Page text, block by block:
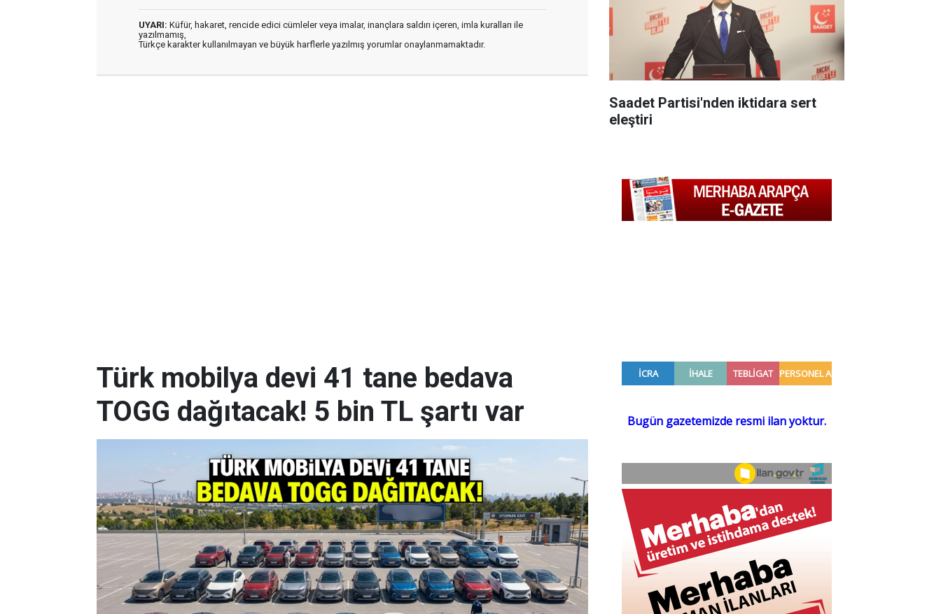
UYARI: Küfür, hakaret, rencide edici cümleler veya imalar, inançlara saldırı içeren, imla kuralları ile
yazılmamış,
Türkçe karakter kullanılmayan ve büyük harflerle yazılmış yorumlar onaylanmamaktadır.
Saadet Partisi'nden iktidara sert
eleştiri
Türk mobilya devi 41 tane bedava
TOGG dağıtacak! 5 bin TL şartı var